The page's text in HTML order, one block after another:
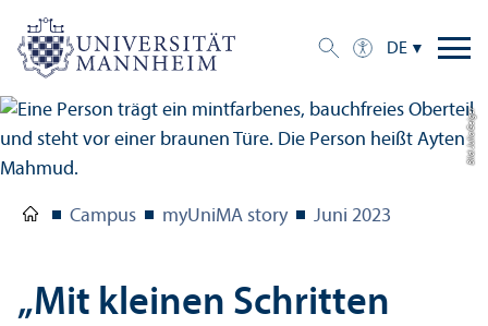
DE
Bild: Julia Geiger
Campus myUniMA story Juni 2023
„Mit kleinen Schritten